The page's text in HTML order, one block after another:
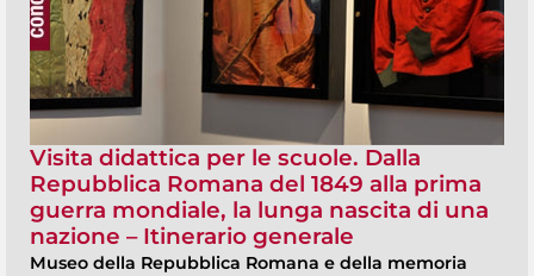
Visita didattica per le scuole. Dalla
Repubblica Romana del 1849 alla prima
guerra mondiale, la lunga nascita di una
nazione – Itinerario generale
Museo della Repubblica Romana e della memoria